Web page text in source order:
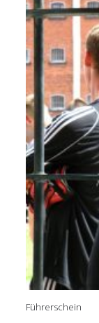
Führerschein